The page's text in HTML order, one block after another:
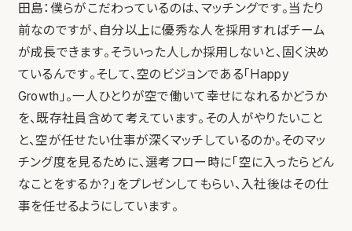
田島：僕らがこだわっているのは、マッチングです。当たり
前なのですが、自分以上に優秀な人を採用すればチーム
が成長できます。そういった人しか採用しないと、固く決め
ているんです。そして、空のビジョンである「Happy
Growth」。一人ひとりが空で働いて幸せになれるかどうか
を、既存社員含めて考えています。その人がやりたいこと
と、空が任せたい仕事が深くマッチしているのか。そのマッ
チング度を見るために、選考フロー時に「空に入ったらどん
なことをするか？」をプレゼンしてもらい、入社後はその仕
事を任せるようにしています。